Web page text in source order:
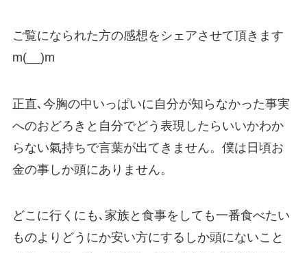
ご覧になられた方の感想をシェアさせて頂きます
m(__)m
正直､今胸の中いっぱいに自分が知らなかった事実
へのおどろきと自分でどう表現したらいいかわか
らない氣持ちで言葉が出てきません。僕は日頃お
金の事しか頭にありません。
どこに行くにも､家族と食事をしても一番食べたい
ものよりどうにか安い方にするしか頭にないこと